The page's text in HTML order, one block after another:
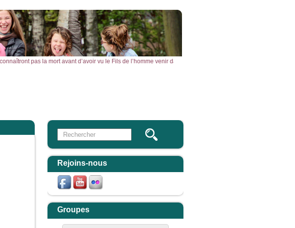
pas la mort avant d’avoir vu le Fils de l’homme venir dans son Règne. » – Acclamons la Parole
Formulaire de recherche
Rejoins-nous
Groupes